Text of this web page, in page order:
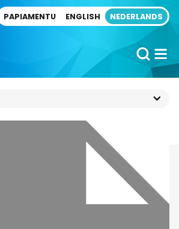
PAPIAMENTU ENGLISH NEDERLANDS